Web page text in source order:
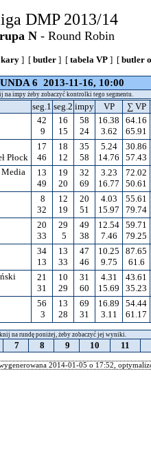
DMP 2013/14
N- Round Robin
kary ] [ butler ] [ tabela VP ] [ butler
6 2013-11-16, 10:00
na impy żeby zobaczyć kontrolki tego segmentu.
seg.1 seg.2 impy VP ∑ VP
42
9
16
15
58
24
16.38
3.62
64.16
65.91
Płock
17
46
18
12
35
58
5.24
14.76
30.86
57.43
Media
13
49
19
20
32
69
3.23
16.77
72.02
50.61
8
32
12
19
20
51
4.03
15.97
55.61
79.74
20
33
29
5
49
38
12.54
7.46
59.71
79.25
34
13
13
33
47
46
10.25
9.75
87.65
61.6
21
31
10
29
31
60
4.31
15.69
43.61
35.23
56
3
13
28
69
31
16.89
3.11
54.44
61.17
na rundę poniżej, żeby zobaczyć jej wyniki.
7 8 9 10 11
2014-01-05 o 17:52,